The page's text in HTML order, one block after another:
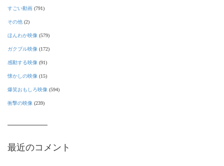
すごい動画 (791)
その他 (2)
ほんわか映像 (579)
ガクブル映像 (172)
感動する映像 (91)
懐かしの映像 (15)
爆笑おもしろ映像 (594)
衝撃の映像 (239)
最近のコメント